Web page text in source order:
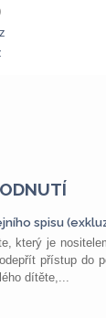
spisu
který je
přístup do
dítěte,...